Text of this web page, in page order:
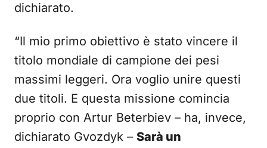
dichiarato.
“Il mio primo obiettivo è stato vincere il
titolo mondiale di campione dei pesi
massimi leggeri. Ora voglio unire questi
due titoli. E questa missione comincia
proprio con Artur Beterbiev – ha, invece,
dichiarato Gvozdyk – Sarà un